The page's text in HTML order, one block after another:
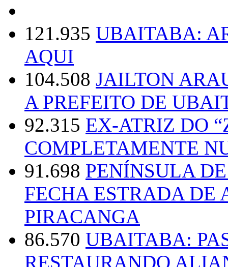
121.935 UBAITABA:
AQUI
104.508 JAILTON
A PREFEITO DE
92.315 EX-ATRIZ DO
COMPLETAMENTE
91.698 PENÍNSULA
FECHA ESTRADA DE
PIRACANGA
86.570 UBAITABA:
RESTAURANDO